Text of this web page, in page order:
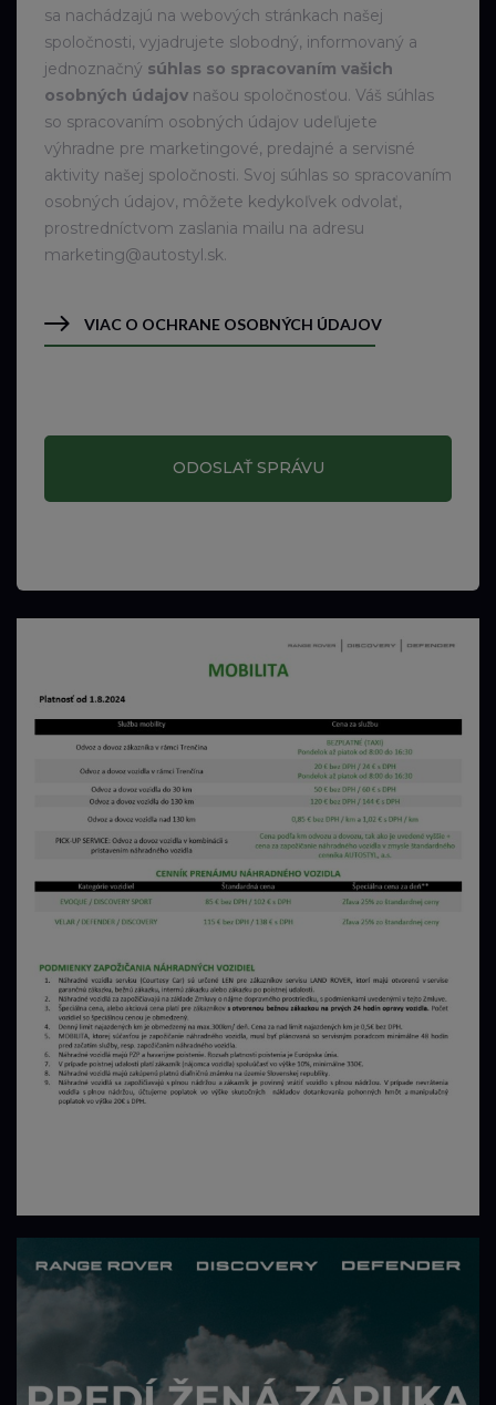
sa nachádzajú na webových stránkach našej
spoločnosti, vyjadrujete slobodný, informovaný a
jednoznačný súhlas so spracovaním vašich
osobných údajov našou spoločnosťou. Váš súhlas
so spracovaním osobných údajov udeľujete
výhradne pre marketingové, predajné a servisné
aktivity našej spoločnosti. Svoj súhlas so spracovaním
osobných údajov, môžete kedykoľvek odvolať,
prostredníctvom zaslania mailu na adresu
marketing@autostyl.sk.
VIAC O OCHRANE OSOBNÝCH ÚDAJOV